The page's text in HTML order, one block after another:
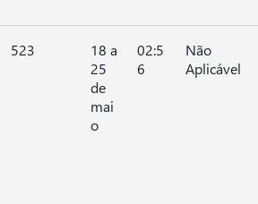
523
18 a
25
de
mai
o
02:5
6
Não
Aplicável